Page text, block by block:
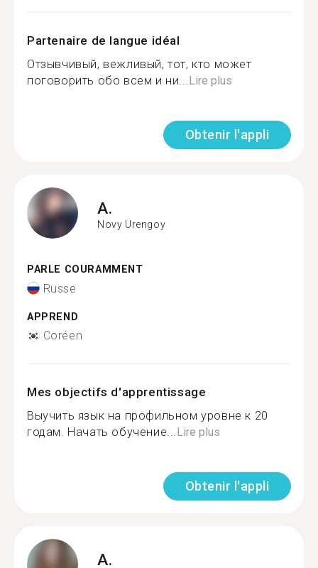
Partenaire de langue idéal
Отзывчивый, вежливый, тот, кто может
поговорить обо всем и ни...Lire plus
Obtenir l'appli
A.
Novy Urengoy
PARLE COURAMMENT
Russe
APPREND
Coréen
Mes objectifs d'apprentissage
Выучить язык на профильном уровне к 20
годам. Начать обучение...Lire plus
Obtenir l'appli
A.